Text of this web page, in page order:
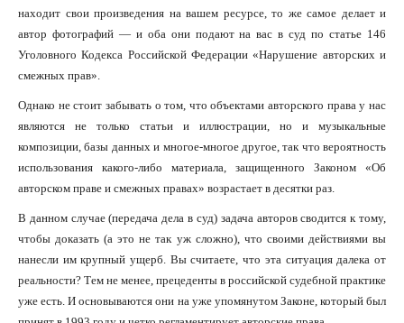
находит свои произведения на вашем ресурсе, то же самое делает и
автор фотографий — и оба они подают на вас в суд по статье 146
Уголовного Кодекса Российской Федерации «Нарушение авторских и
смежных прав».
Однако не стоит забывать о том, что объектами авторского права у нас
являются не только статьи и иллюстрации, но и музыкальные
композиции, базы данных и многое-многое другое, так что вероятность
использования какого-либо материала, защищенного Законом «Об
авторском праве и смежных правах» возрастает в десятки раз.
В данном случае (передача дела в суд) задача авторов сводится к тому,
чтобы доказать (а это не так уж сложно), что своими действиями вы
нанесли им крупный ущерб. Вы считаете, что эта ситуация далека от
реальности? Тем не менее, прецеденты в российской судебной практике
уже есть. И основываются они на уже упомянутом Законе, который был